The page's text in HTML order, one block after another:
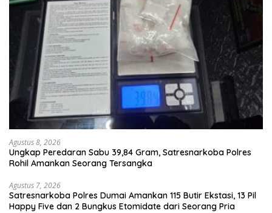
Agustus 8, 2026
Ungkap Peredaran Sabu 39,84 Gram, Satresnarkoba Polres
Rohil Amankan Seorang Tersangka
Agustus 7, 2026
Satresnarkoba Polres Dumai Amankan 115 Butir Ekstasi, 13 Pil
Happy Five dan 2 Bungkus Etomidate dari Seorang Pria